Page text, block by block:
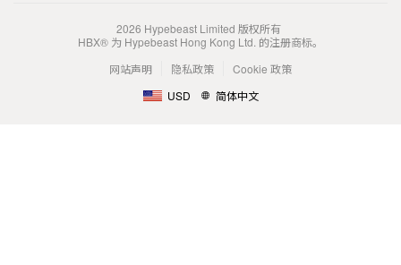
2026 Hypebeast Limited 版权所有
HBX® 为 Hypebeast Hong Kong Ltd. 的注册商标。
网站声明
隐私政策
Cookie 政策
USD
简体中文